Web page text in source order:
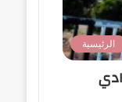
الرئيسية